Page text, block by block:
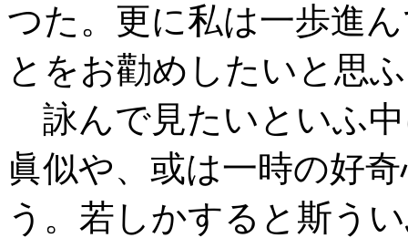
つた。更に私は一歩進
とをお勸めしたいと思
詠んで見たいといふ
眞似や、或は一時の好
う。若しかすると斯う